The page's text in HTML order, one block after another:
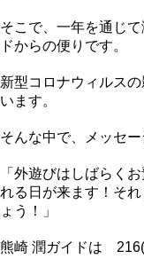
そこで、一年を通じ
ドからの便りです。
新型コロナウィルス
います。
そんな中で、メッセー
「外遊びはしばらく
れる日が来ます！そ
ょう！」
熊崎 潤ガイドは 216(